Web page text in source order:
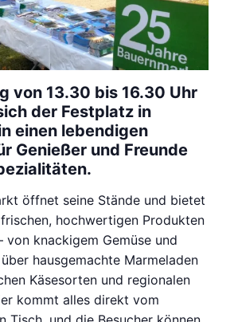
von 13.30 bis 16.30 Uhr
der Festplatz in
einen lebendigen
Genießer und Freunde
öffnet seine Stände und bietet
hochwertigen Produkten
von knackigem Gemüse und
hausgemachte Marmeladen
Käsesorten und regionalen
kommt alles direkt vom